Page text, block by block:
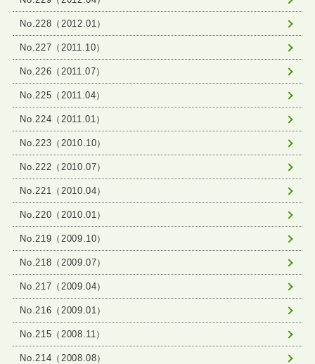
No.228（2012.01）
No.227（2011.10）
No.226（2011.07）
No.225（2011.04）
No.224（2011.01）
No.223（2010.10）
No.222（2010.07）
No.221（2010.04）
No.220（2010.01）
No.219（2009.10）
No.218（2009.07）
No.217（2009.04）
No.216（2009.01）
No.215（2008.11）
No.214（2008.08）